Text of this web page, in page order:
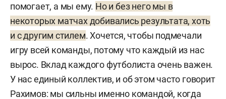
помогает, а мы ему. Но и без него мы в
некоторых матчах добивались результата, хоть
и с другим стилем. Хочется, чтобы подмечали
игру всей команды, потому что каждый из нас
вырос. Вклад каждого футболиста очень важен.
У нас единый коллектив, и об этом часто говорит
Рахимов: мы сильны именно командой, когда